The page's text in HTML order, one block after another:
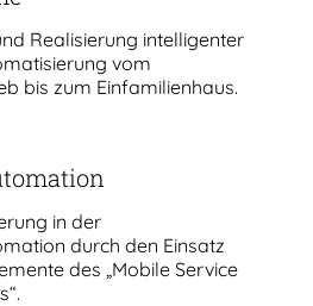
Realisierung intelligenter
vom
bis zum Einfamilienhaus.
in der
durch den Einsatz
des „Mobile Service